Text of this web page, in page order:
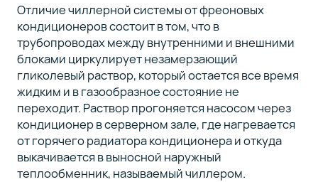
Отличие чиллерной системы от фреоновых
кондиционеров состоит в том, что в
трубопроводах между внутренними и внешними
блоками циркулирует незамерзающий
гликолевый раствор, который остается все время
жидким и в газообразное состояние не
переходит. Раствор прогоняется насосом через
кондиционер в серверном зале, где нагревается
от горячего радиатора кондиционера и откуда
выкачивается в выносной наружный
теплообменник, называемый чиллером.